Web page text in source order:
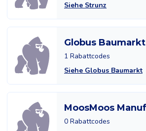
Siehe Strunz
Globus Baumarkt
1 Rabattcodes
Siehe Globus Baumarkt
MoosMoos
0 Rabattcodes